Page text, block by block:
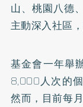
山、桃園八德
主動深入社區
基金會一年舉
8,000人次的
然而，目前每